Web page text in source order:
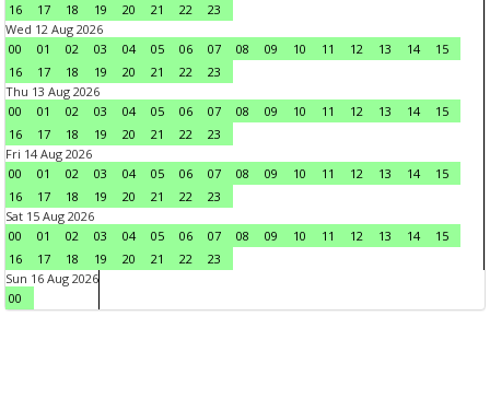
16
17 18 19 20 21 22
23
Wed 12 Aug 2026
00
01 02 03 04 05 06 07 08 09 10 11 12 13 14
15
16
17 18 19 20 21 22
23
Thu 13 Aug 2026
00
01 02 03 04 05 06 07 08 09 10 11 12 13 14
15
16
17 18 19 20 21 22
23
Fri 14 Aug 2026
00
01 02 03 04 05 06 07 08 09 10 11 12 13 14
15
16
17 18 19 20 21 22
23
Sat 15 Aug 2026
00
01 02 03 04 05 06 07 08 09 10 11 12 13 14
15
16
17 18 19 20 21 22
23
Sun 16 Aug 2026
00